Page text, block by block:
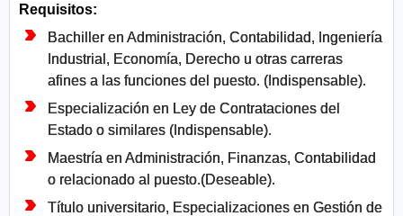
Requisitos:
Bachiller en Administración, Contabilidad, Ingeniería
Industrial, Economía, Derecho u otras carreras
afines a las funciones del puesto. (Indispensable).
Especialización en Ley de Contrataciones del
Estado o similares (Indispensable).
Maestría en Administración, Finanzas, Contabilidad
o relacionado al puesto.(Deseable).
Título universitario, Especializaciones en Gestión de